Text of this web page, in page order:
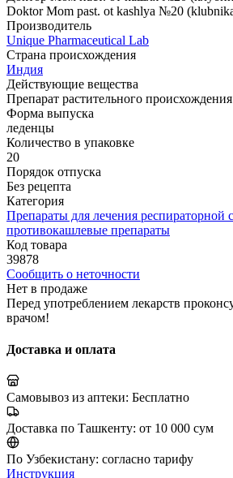
Doktor Mom past. ot kashlya №20
Производитель
Unique Pharmaceutical Lab
Страна происхождения
Индия
Действующие вещества
Препарат растительного происхождения
Форма выпуска
леденцы
Количество в упаковке
20
Порядок отпуска
Без рецепта
Категория
Препараты для лечения респираторной
противокашлевые препараты
Код товара
39878
Сообщить о неточности
Нет в продаже
Перед употреблением лекарств
врачом!
Доставка и оплата
Самовывоз из аптеки: Бесплатно
Доставка по Ташкенту: от 10 000 сум
По Узбекистану: согласно тарифу
Инструкция